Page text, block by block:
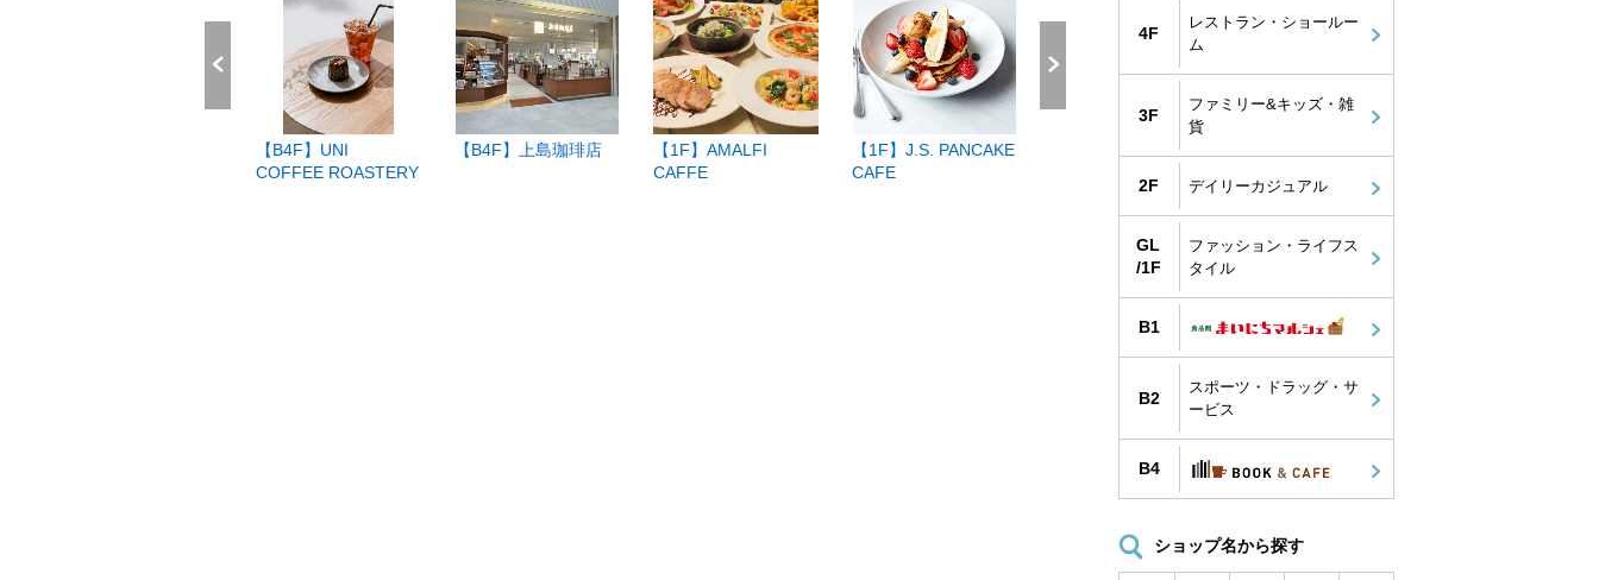
【B4F】UNI
COFFEE ROASTERY
【B4F】上島珈琲店
【1F】AMALFI
CAFFE
【1F】J.S. PANCAKE
CAFE
【3F】カフェ コクテ
4F
レストラン・ショールー
ム
3F
ファミリー&キッズ・雑
貨
2F デイリーカジュアル
GL
/1F
ファッション・ライフス
タイル
B1
B2
スポーツ・ドラッグ・サ
ービス
B4
ショップ名から探す